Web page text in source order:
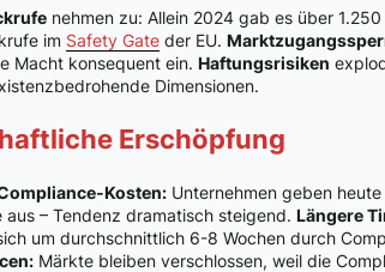
nehmen zu: Allein 2024 gab es über
im Safety Gate der EU.
Macht konsequent ein. Haftungsrisiken
Dimensionen.
Erschöpfung
Kosten: Unternehmen geben
aus – Tendenz dramatisch steigend. Längere
um durchschnittlich 6-8 Wochen durch
Märkte bleiben verschlossen, weil die